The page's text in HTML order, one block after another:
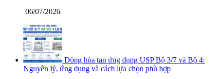
06/07/2026
Dòng hòa tan ứng dụng USP Bộ 3/7 và Bộ 4:
Nguyên lý, ứng dụng và cách lựa chọn phù hợp